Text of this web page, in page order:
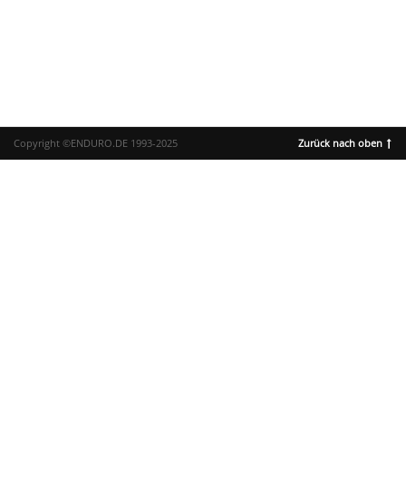
Copyright ©ENDURO.DE 1993-2025 Zurück nach oben